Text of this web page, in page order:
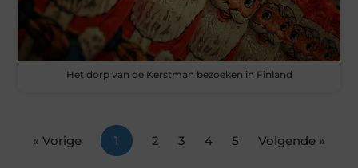
Het dorp van de Kerstman bezoeken in Finland
« Vorige 1 2 3 4 5 Volgende »